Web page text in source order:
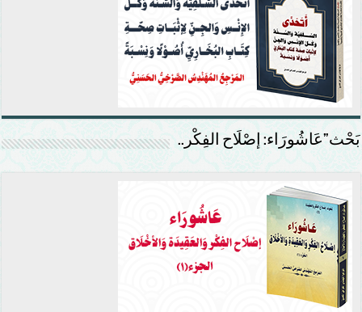
بَحْث”عَاشُورَاء: إصْلَاح الفِكْر..